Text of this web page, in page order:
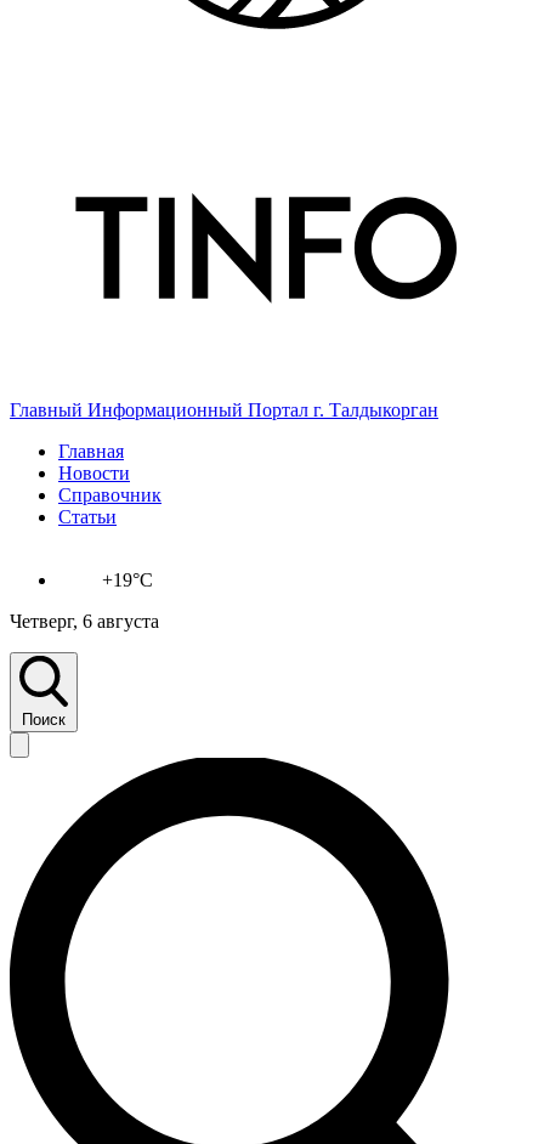
Главный Информационный Портал г. Талдыкорган
Главная
Новости
Справочник
Статьи
+19°C
Четверг, 6 августа
Поиск